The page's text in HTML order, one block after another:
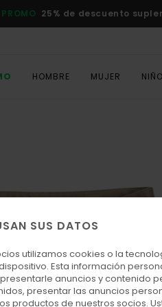
PROMO 25% de descuento
HOMBRE MUJER
SUS DATOS
utilizamos cookies o la
Esta información
anuncios y contenido
presentar las anuncios
productos de nuestros socios.